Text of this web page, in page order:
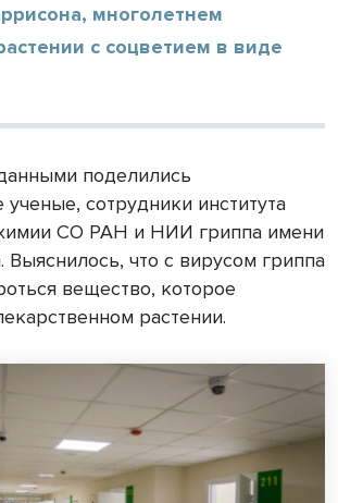
многолетнем
с соцветием в виде
поделились
сотрудники института
СО РАН и НИИ гриппа имени
что с вирусом гриппа
вещество, которое
растении.